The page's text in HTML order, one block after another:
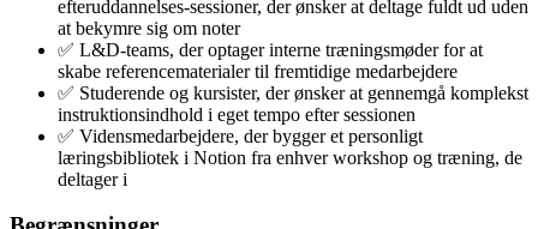
efteruddannelses-sessioner, der ønsker at deltage fuldt ud uden
at bekymre sig om noter
✅ L&D-teams, der optager interne træningsmøder for at
skabe referencematerialer til fremtidige medarbejdere
✅ Studerende og kursister, der ønsker at gennemgå komplekst
instruktionsindhold i eget tempo efter sessionen
✅ Vidensmedarbejdere, der bygger et personligt
læringsbibliotek i Notion fra enhver workshop og træning, de
deltager i